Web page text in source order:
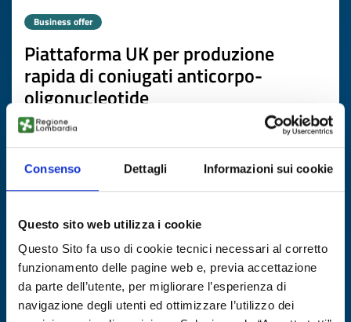
Consenso Dettagli Informazioni sui cookie
Questo sito web utilizza i cookie
Questo Sito fa uso di cookie tecnici necessari al corretto
funzionamento delle pagine web e, previa accettazione
da parte dell’utente, per migliorare l’esperienza di
navigazione degli utenti ed ottimizzare l’utilizzo dei
Business offer
Piattaforma UK per produzione
rapida di coniugati anticorpo-
oligonucleotide
ID: BOGB20251120010
DISCOVER MORE →
Expires on26 febbraio 2027